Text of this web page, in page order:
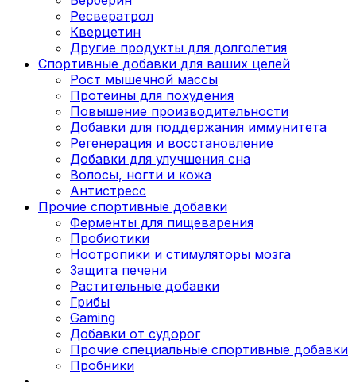
Ресвератрол
Кверцетин
Другие продукты для долголетия
Спортивные добавки для ваших целей
Рост мышечной массы
Протеины для похудения
Повышение производительности
Добавки для поддержания иммунитета
Регенерация и восстановление
Добавки для улучшения сна
Волосы, ногти и кожа
Антистресс
Прочие спортивные добавки
Ферменты для пищеварения
Пробиотики
Ноотропики и стимуляторы мозга
Защита печени
Растительные добавки
Грибы
Gaming
Добавки от судорог
Прочие специальные спортивные добавки
Пробники